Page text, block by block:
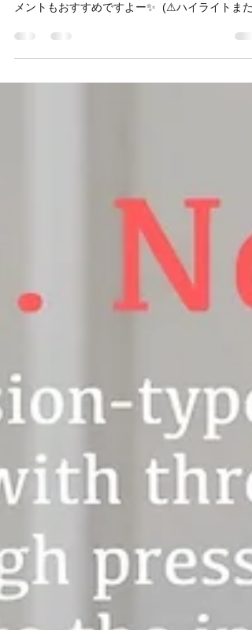
メントもおすすめですよー✨ ⁡ (⚠︎ハイライトまた
てます🙇‍♂️) ⁡ “LET US HELP...